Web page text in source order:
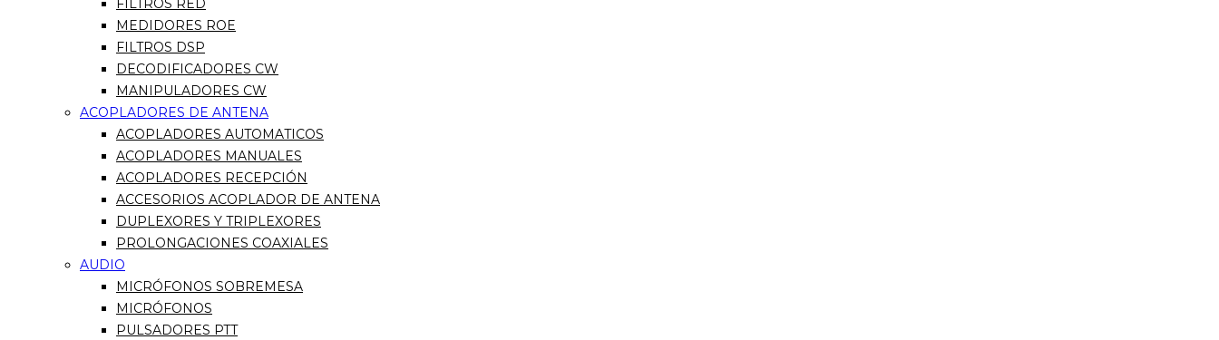
FILTROS RED
MEDIDORES ROE
FILTROS DSP
DECODIFICADORES CW
MANIPULADORES CW
ACOPLADORES DE ANTENA
ACOPLADORES AUTOMATICOS
ACOPLADORES MANUALES
ACOPLADORES RECEPCIÓN
ACCESORIOS ACOPLADOR DE ANTENA
DUPLEXORES Y TRIPLEXORES
PROLONGACIONES COAXIALES
AUDIO
MICRÓFONOS SOBREMESA
MICRÓFONOS
PULSADORES PTT